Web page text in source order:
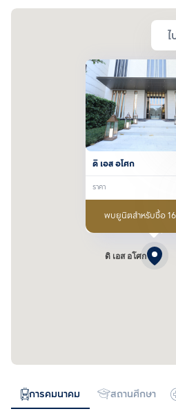
ดิ เอส อโศก
ดิ เอส อโศก
ราคา
พบยูนิตสำหรับซื้อ
การคมนาคม สถานศึกษา